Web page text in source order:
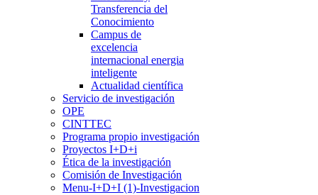
Transferencia del
Conocimiento
Campus de
excelencia
internacional energia
inteligente
Actualidad científica
Servicio de investigación
OPE
CINTTEC
Programa propio investigación
Proyectos I+D+i
Ética de la investigación
Comisión de Investigación
Menu-I+D+I (1)-Investigacion